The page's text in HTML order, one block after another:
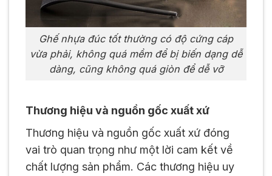
Ghế nhựa đúc tốt thường có độ cứng cáp
vừa phải, không quá mềm để bị biến dạng dễ
dàng, cũng không quá giòn để dễ vỡ
Thương hiệu và nguồn gốc xuất xứ
Thương hiệu và nguồn gốc xuất xứ đóng
vai trò quan trọng như một lời cam kết về
chất lượng sản phẩm. Các thương hiệu uy